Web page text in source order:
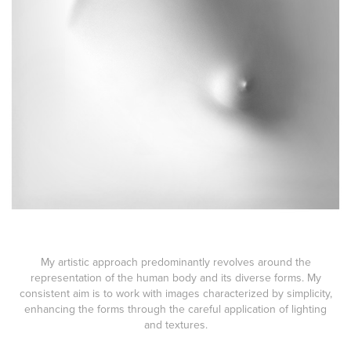
My artistic approach predominantly revolves around the
representation of the human body and its diverse forms. My
consistent aim is to work with images characterized by simplicity,
enhancing the forms through the careful application of lighting
and textures.